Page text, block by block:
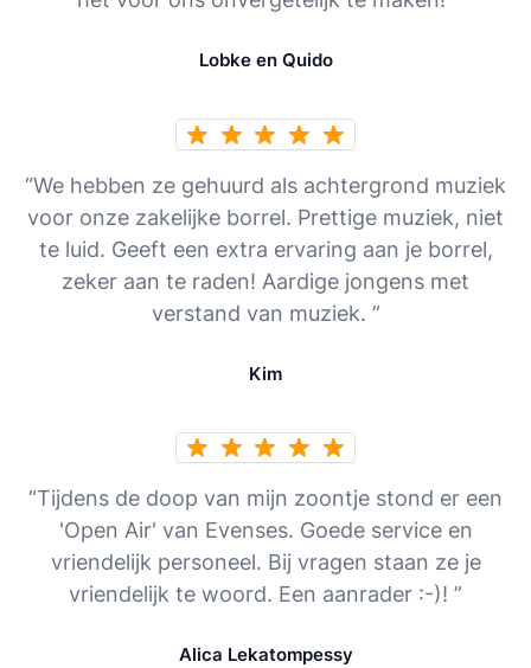
Lobke en Quido
“We hebben ze gehuurd als achtergrond muziek
voor onze zakelijke borrel. Prettige muziek, niet
te luid. Geeft een extra ervaring aan je borrel,
zeker aan te raden! Aardige jongens met
verstand van muziek. ”
Kim
“Tijdens de doop van mijn zoontje stond er een
'Open Air' van Evenses. Goede service en
vriendelijk personeel. Bij vragen staan ze je
vriendelijk te woord. Een aanrader :-)! ”
Alica Lekatompessy